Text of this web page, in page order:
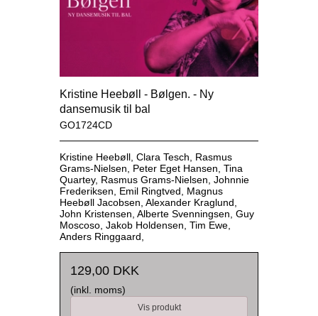
Kristine Heebøll - Bølgen. - Ny
dansemusik til bal
GO1724CD
Kristine Heebøll, Clara Tesch, Rasmus
Grams-Nielsen, Peter Eget Hansen, Tina
Quartey, Rasmus Grams-Nielsen, Johnnie
Frederiksen, Emil Ringtved, Magnus
Heebøll Jacobsen, Alexander Kraglund,
John Kristensen, Alberte Svenningsen, Guy
Moscoso, Jakob Holdensen, Tim Ewe,
Anders Ringgaard,
129,00 DKK
(inkl. moms)
Vis produkt